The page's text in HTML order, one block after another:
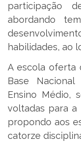
participação
abordando
habilidades, ao
A escola oferta
Base Nacional
Ensino Médio,
voltadas para a
propondo aos
catorze